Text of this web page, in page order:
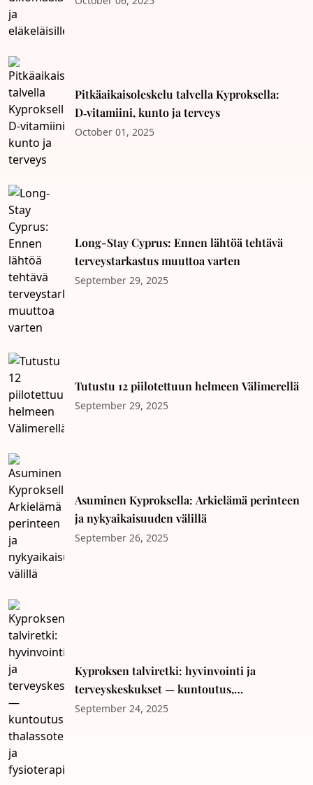
Pitkäaikaisoleskelu talvella Kyproksella:
D‑vitamiini, kunto ja terveys
October 01, 2025
Long-Stay Cyprus: Ennen lähtöä tehtävä
terveystarkastus muuttoa varten
September 29, 2025
Tutustu 12 piilotettuun helmeen Välimerellä
September 29, 2025
Asuminen Kyproksella: Arkielämä perinteen
ja nykyaikaisuuden välillä
September 26, 2025
Kyproksen talviretki: hyvinvointi ja
terveyskeskukset — kuntoutus,
thalassoterapia ja fysioterapia
September 24, 2025